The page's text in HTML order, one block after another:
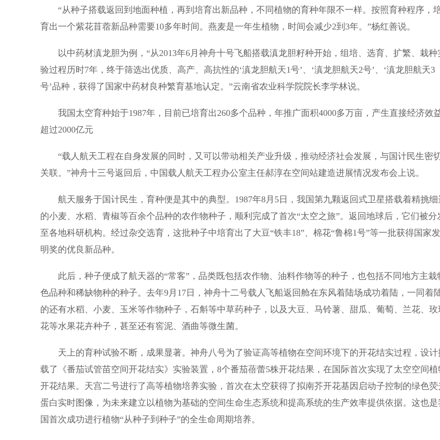
“从种子搭载返回到地面种植，再到培育出新品种，不同植物的育种年限不一样。按照育种程序，
育出一个紫花苜蓿新品种需要10多年时间。燕麦是一年生植物，时间会减少2到3年。”杨红善说。
以中药材滇龙胆为例，“从2013年6月神舟十号飞船搭载滇龙胆籽种开始，组培、选育、扩繁、栽种
验过程历时7年，终于筛选出优质、高产、高抗性的‘滇龙胆航天1号’、‘滇龙胆航天2号’、‘滇龙胆航天3
号’品种，获得了国家中药材良种繁育基地认定。”云南省农业科学院院长李学林说。
我国太空育种始于1987年，目前已培育出260多个品种，年推广面积4000多万亩，产生直接经济效
超过2000亿元
“载人航天工程在自身发展的同时，又可以带动相关产业升级，推动经济社会发展，与国计民生密切
关联。”神舟十三号返回后，中国载人航天工程办公室主任郝淳在空间站建造进展情况发布会上说。
航天服务于国计民生，育种便是其中的典型。1987年8月5日，我国第九颗返回式卫星搭载着精挑细
的小麦、水稻、青椒等百余个品种的农作物种子，顺利完成了首次“太空之旅”。返回地球后，它们被分
至各地科研机构。经过杂交选育，这批种子中培育出了大豆“铁丰18”、棉花“鲁棉1号”等一批获得国家发
明奖的优良新品种。
此后，种子便成了航天器的“常客”，品类既包括农作物、油料作物等的种子，也包括不同地方主栽
色品种和稀缺物种的种子。去年9月17日，神舟十二号载人飞船返回舱在东风着陆场成功着陆，一同着
的还有水稻、小麦、玉米等作物种子，石斛等中草药种子，以及大豆、马铃薯、甜瓜、葡萄、兰花、玫
花等水果花卉种子，甚至还有窖泥、酒曲等微生菌。
天上的育种试验不断，成果显著。神舟八号为了验证高等植物在空间环境下的开花结实过程，设计
载了《番茄试管苗空间开花结实》实验装置，8个番茄蓓蕾5株开花结果，在国际首次实现了太空空间植
开花结果。天宫二号进行了高等植物培养实验，首次在太空获得了拟南芥开花基因启动子控制的绿色荧
蛋白实时图像，为未来建立以植物为基础的空间生命生态系统和提高系统的生产效率提供依据。这也是
国首次成功进行植物“从种子到种子”的全生命周期培养。